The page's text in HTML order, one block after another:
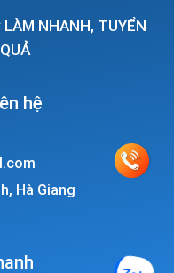
NHANH, TUYỂN
hệ
Hà Giang